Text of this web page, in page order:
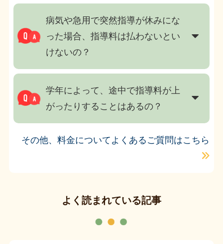
病気や急用で突然指導が休みにな
った場合、指導料は払わないとい
けないの？
学年によって、途中で指導料が上
がったりすることはあるの？
その他、料金についてよくあるご質問はこちら
よく読まれている記事